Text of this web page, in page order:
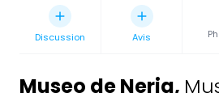
Discussion Avis
Museo de Nerja,